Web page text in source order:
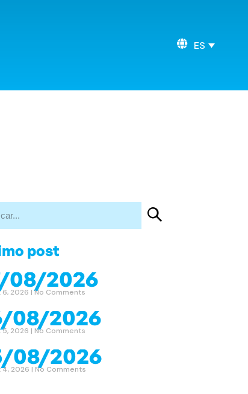
ES
post
08/2026
6, 2026 No Comments
08/2026
5, 2026 No Comments
08/2026
4, 2026 No Comments